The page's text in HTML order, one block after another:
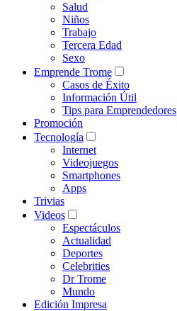
Salud
Niños
Trabajo
Tercera Edad
Sexo
Emprende Trome
Casos de Éxito
Información Útil
Tips para Emprendedores
Promoción
Tecnología
Internet
Videojuegos
Smartphones
Apps
Trivias
Videos
Espectáculos
Actualidad
Deportes
Celebrities
Dr Trome
Mundo
Edición Impresa